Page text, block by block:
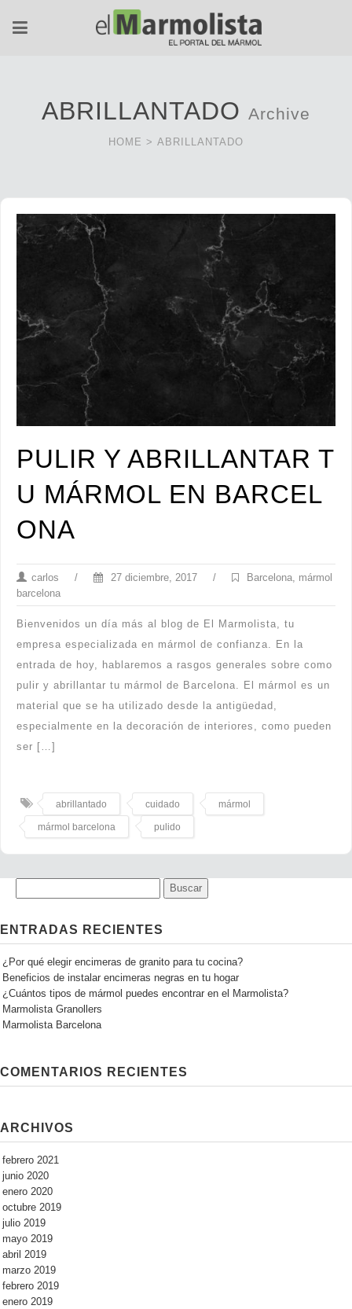
ABRILLANTADO Archive
HOME > ABRILLANTADO
PULIR Y ABRILLANTAR T
U MÁRMOL EN BARCEL
ONA
carlos / 27 diciembre, 2017 / Barcelona, mármol
barcelona
Bienvenidos un día más al blog de El Marmolista, tu
empresa especializada en mármol de confianza. En la
entrada de hoy, hablaremos a rasgos generales sobre como
pulir y abrillantar tu mármol de Barcelona. El mármol es un
material que se ha utilizado desde la antigüedad,
especialmente en la decoración de interiores, como pueden
ser […]
abrillantado cuidado mármol
mármol barcelona pulido
ENTRADAS RECIENTES
¿Por qué elegir encimeras de granito para tu cocina?
Beneficios de instalar encimeras negras en tu hogar
¿Cuántos tipos de mármol puedes encontrar en el Marmolista?
Marmolista Granollers
Marmolista Barcelona
COMENTARIOS RECIENTES
ARCHIVOS
febrero 2021
junio 2020
enero 2020
octubre 2019
julio 2019
mayo 2019
abril 2019
marzo 2019
febrero 2019
enero 2019